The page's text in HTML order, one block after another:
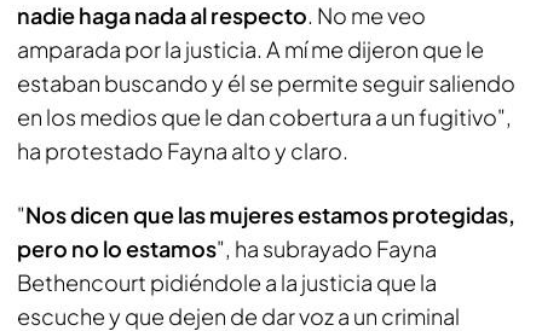
nadie haga nada al respecto. No me veo
amparada por la justicia. A mí me dijeron que le
estaban buscando y él se permite seguir saliendo
en los medios que le dan cobertura a un fugitivo",
ha protestado Fayna alto y claro.
"Nos dicen que las mujeres estamos protegidas,
pero no lo estamos", ha subrayado Fayna
Bethencourt pidiéndole a la justicia que la
escuche y que dejen de dar voz a un criminal